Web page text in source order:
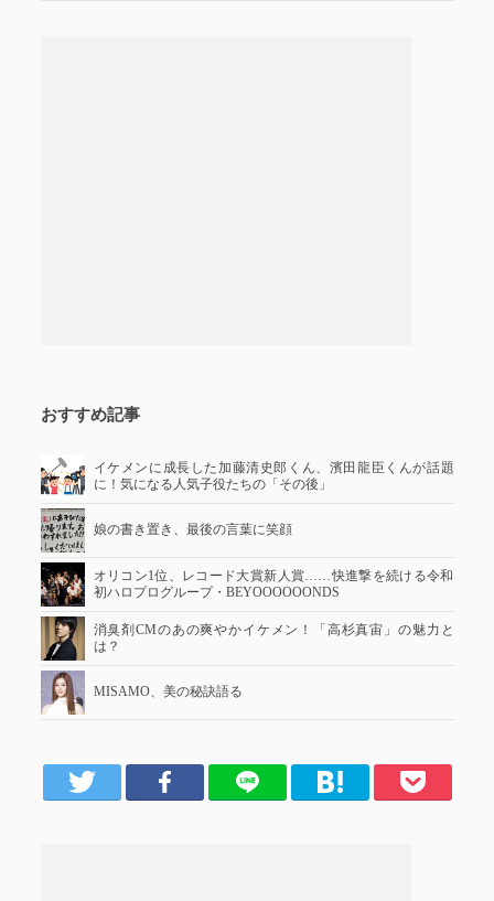
おすすめ記事
イケメンに成長した加藤清史郎くん、濱田龍臣くんが話題
に！気になる人気子役たちの「その後」
娘の書き置き、最後の言葉に笑顔
オリコン1位、レコード大賞新人賞……快進撃を続ける令和
初ハロプログループ・BEYOOOOOONDS
消臭剤CMのあの爽やかイケメン！「高杉真宙」の魅力と
は？
MISAMO、美の秘訣語る
Facebook LINE はてブ Pocket